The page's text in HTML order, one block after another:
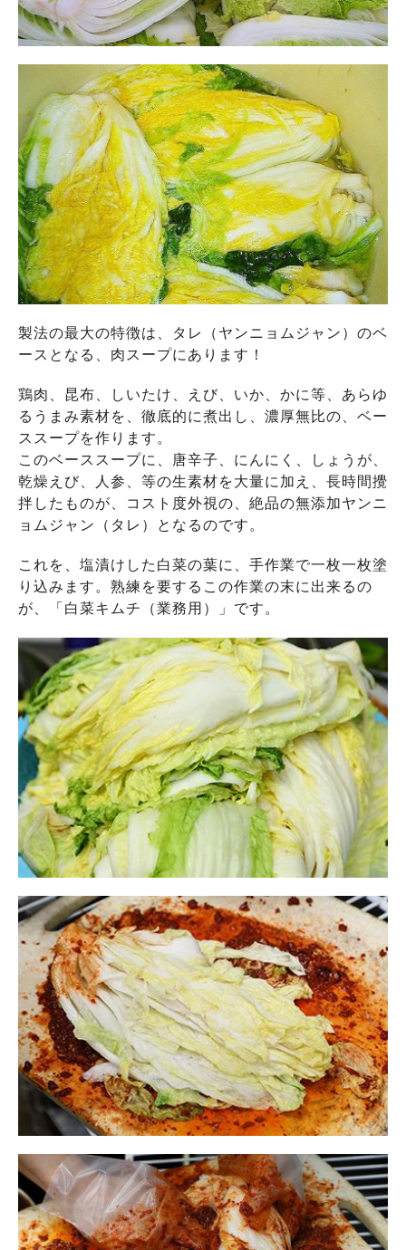
製法の最大の特徴は、タレ（ヤンニョムジャン）のベ
ースとなる、肉スープにあります！
鶏肉、昆布、しいたけ、えび、いか、かに等、あらゆ
るうまみ素材を、徹底的に煮出し、濃厚無比の、ベー
ススープを作ります。
このベーススープに、唐辛子、にんにく、しょうが、
乾燥えび、人参、等の生素材を大量に加え、長時間攪
拌したものが、コスト度外視の、絶品の無添加ヤンニ
ョムジャン（タレ）となるのです。
これを、塩漬けした白菜の葉に、手作業で一枚一枚塗
り込みます。熟練を要するこの作業の末に出来るの
が、「白菜キムチ（業務用）」です。